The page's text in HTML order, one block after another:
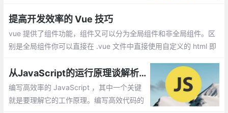
表一些,但也并不代表什么.互联网行业还在
纠结打字速度的,不是外行,就是一个没有独
立思考的人.
提高开发效率的 Vue 技巧
vue 提供了组件功能，组件又可以分为全局组件和非全局组件。区
别是全局组件你可以直接在 .vue 文件中直接使用自定义的 html 即
组件
从JavaScript的运行原理谈解析效率优化【译】
编写高效率的 JavaScript ，其中一个关键
就是要理解它的工作原理。编写高效代码的